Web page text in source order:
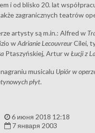
i od blisko 20. lat
zagranicznych teatrów
artysty są m.in.: Alfred w
wAdrianie LecouvreurCilei,
Ptaszyńskiej, Artur wŁucji z
musicalu Upiór w
płyt.
6 июня 2018 12:18
7 января 2003